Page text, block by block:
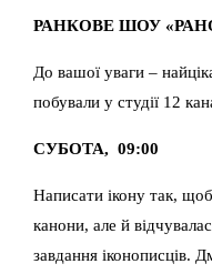
РАНКОВЕ ШОУ
До вашої уваги –
побували у студії 12
СУБОТА, 09:00
Написати ікону так,
канони, але й
завдання іконописців.